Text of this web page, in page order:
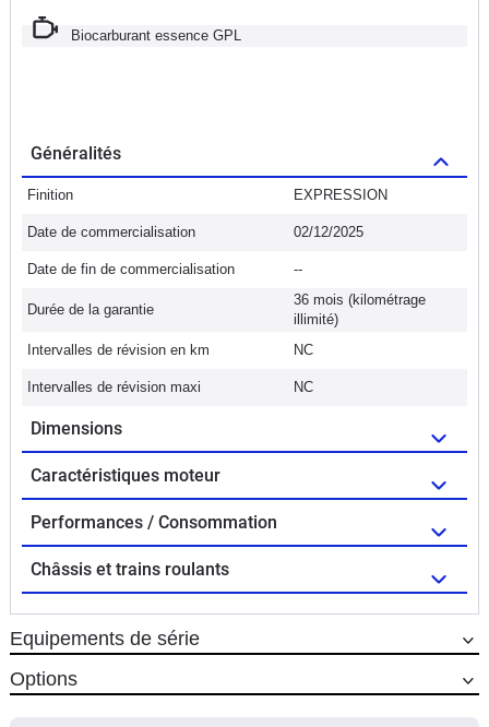
Biocarburant essence GPL
Généralités
Finition EXPRESSION
Date de commercialisation 02/12/2025
Date de fin de commercialisation --
Durée de la garantie
36 mois (kilométrage
illimité)
Intervalles de révision en km
NC
Intervalles de révision maxi NC
Dimensions
Caractéristiques moteur
Performances / Consommation
Châssis et trains roulants
Equipements de série
Options